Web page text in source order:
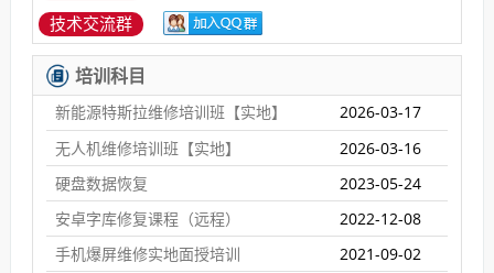
技术交流群
培训科目
新能源特斯拉维修培训班【实地】
2026-03-17
无人机维修培训班【实地】
2026-03-16
硬盘数据恢复
2023-05-24
安卓字库修复课程（远程）
2022-12-08
手机爆屏维修实地面授培训
2021-09-02